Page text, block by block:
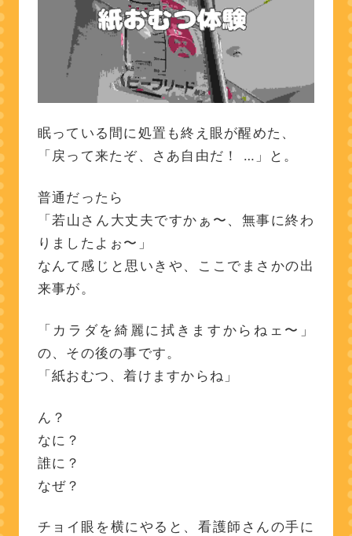
眠っている間に処置も終え眼が醒めた、
「戻って来たぞ、さあ自由だ！ …」と。
普通だったら
「若山さん大丈夫ですかぁ〜、無事に終わ
りましたよぉ〜」
なんて感じと思いきや、ここでまさかの出
来事が。
「カラダを綺麗に拭きますからねェ〜」
の、その後の事です。
「紙おむつ、着けますからね」
ん？
なに？
誰に？
なぜ？
チョイ眼を横にやると、看護師さんの手に